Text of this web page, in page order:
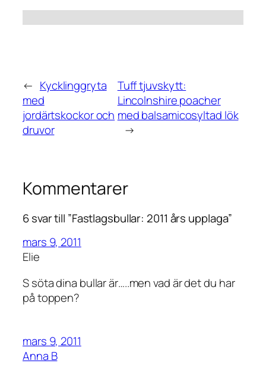
← Kycklinggryta
med
jordärtskockor och
druvor
Tuff tjuvskytt:
Lincolnshire poacher
med balsamicosyltad lök
→
Kommentarer
6 svar till ”Fastlagsbullar: 2011 års upplaga”
mars 9, 2011
Elie
S söta dina bullar är…..men vad är det du har
på toppen?
mars 9, 2011
Anna B